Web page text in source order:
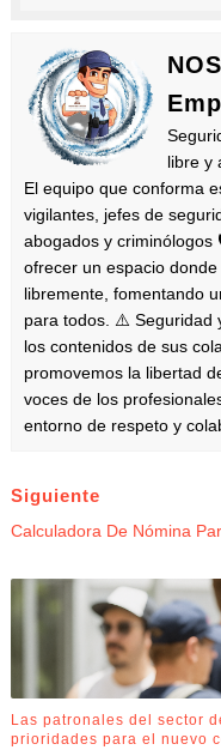
libre y
El equipo que conforma
vigilantes, jefes de
abogados y
ofrecer un espacio
libremente, fomentando
para todos. ⚠️ Seguridad
los contenidos de sus
promovemos la libertad
voces de los
entorno de respeto y
Siguiente
Calculadora De Nómina
Las patronales del sector
prioridades para el nuevo